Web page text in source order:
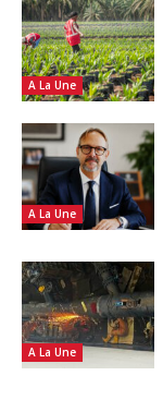
A La Une
A La Une
A La Une